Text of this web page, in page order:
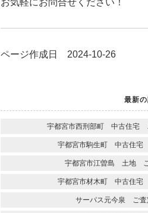
お気軽にお問合せください！
ページ作成日 2024-10-26
最新
宇都宮市西刑部町 中古住宅
宇都宮市駒生町 中古住宅
宇都宮市江曽島 土地
宇都宮市材木町 中古住宅
サーパス元今泉 ご査